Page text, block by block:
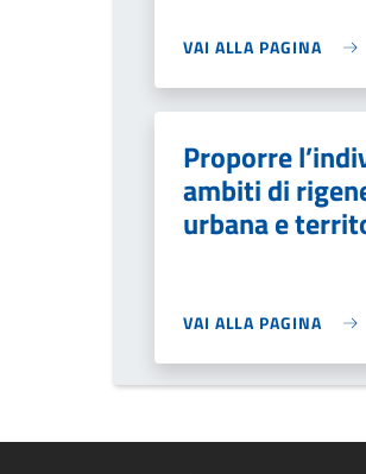
VAI ALLA PAGINA
Proporre
ambiti di
urbana e
VAI ALLA PAGINA